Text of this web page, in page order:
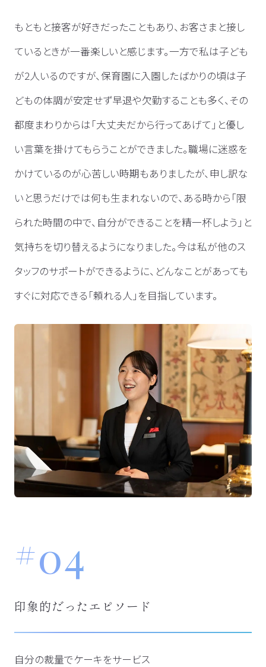
もともと接客が好きだったこともあり、お客さまと接し
ているときが一番楽しいと感じます。一方で私は子ども
が2人いるのですが、保育園に入園したばかりの頃は子
どもの体調が安定せず早退や欠勤することも多く、その
都度まわりからは「大丈夫だから行ってあげて」と優し
い言葉を掛けてもらうことができました。職場に迷惑を
かけているのが心苦しい時期もありましたが、申し訳な
いと思うだけでは何も生まれないので、ある時から「限
られた時間の中で、自分ができることを精一杯しよう」と
気持ちを切り替えるようになりました。今は私が他のス
タッフのサポートができるように、どんなことがあっても
すぐに対応できる「頼れる人」を目指しています。
04
印象的だったエピソード
自分の裁量でケーキをサービス